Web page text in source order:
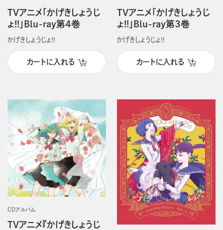
TVアニメ「かげきしょうじ
ょ!!」Blu-ray第4巻
かげきしょうじょ!!
カートに入れる
TVアニメ「かげきしょうじ
ょ!!」Blu-ray第3巻
かげきしょうじょ!!
カートに入れる
CDアルバム
TVアニメ『かげきしょうじ